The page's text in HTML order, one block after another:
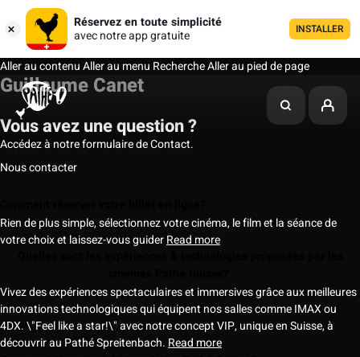
Réservez en toute simplicité
avec notre app gratuite
INSTALLER
Aller au contenuAller au menu RechercheAller au pied de page
Guillaume Canet
Vous avez une question ?
Accédez à notre formulaire de Contact.
Nous contacter
Rien de plus simple, sélectionnez votre cinéma, le film et la séance de
votre choix et laissez-vous guiderRead more
Vivez des expériences spectaculaires et immersives grâce aux meilleures
innovations technologiques qui équipent nos salles comme IMAX ou
4DX. \"Feel like a star!\" avec notre concept VIP, unique en Suisse, à
découvrir au Pathé Spreitenbach. Read more